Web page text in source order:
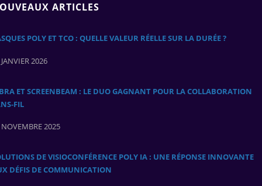
ARTICLES
POLY ET TCO : QUELLE VALEUR RÉELLE SUR LA DURÉE ?
2026
ET SCREENBEAM : LE DUO GAGNANT POUR LA COLLABORATION
2025
DE VISIOCONFÉRENCE POLY IA : UNE RÉPONSE INNOVANTE
DÉFIS DE COMMUNICATION